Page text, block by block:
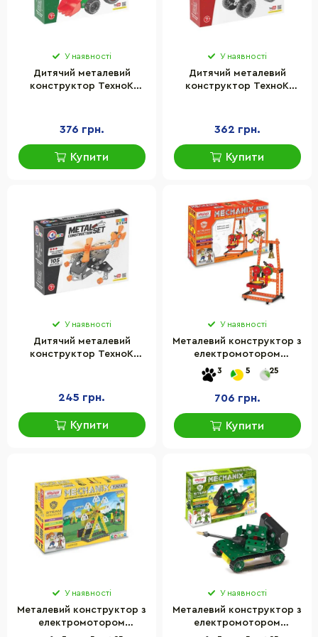
У наявності
Дитячий металевий
конструктор ТехноК
376 грн.
Купити
У наявності
Дитячий металевий
конструктор ТехноК
362 грн.
Купити
У наявності
Дитячий металевий
конструктор ТехноК
245 грн.
Купити
У наявності
Металевий конструктор з
електромотором
"MECHANIX" Аарті Zephyr
01077, 207 елементів
3 5 25
706 грн.
Купити
У наявності
Металевий конструктор з
електромотором
У наявності
Металевий конструктор з
електромотором